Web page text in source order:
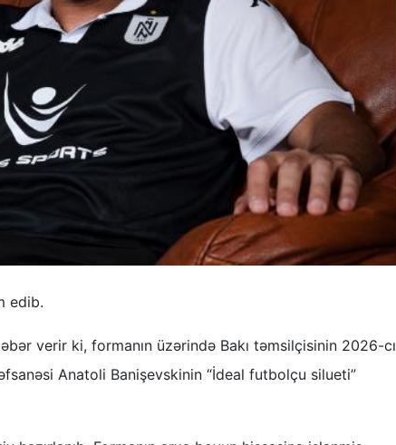
edib.
verir ki, formanın üzərində Bakı təmsilçisinin 2026-cı
Anatoli Banişevskinin “İdeal futbolçu silueti”